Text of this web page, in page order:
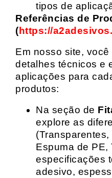
tipos de
Referências de
(https://
Em nosso site,
detalhes técnicos e
aplicações para
produtos:
Na seção de
explore as
Espuma de PE,
especificações
adesivo,